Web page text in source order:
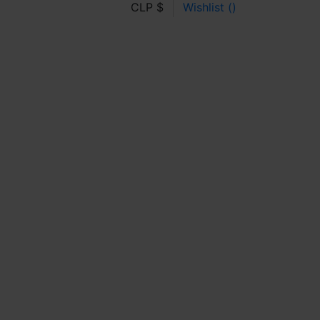
CLP $ Wishlist ()